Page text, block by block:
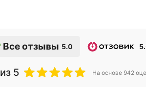
Все отзывы 5.0
из 5 На основе 942